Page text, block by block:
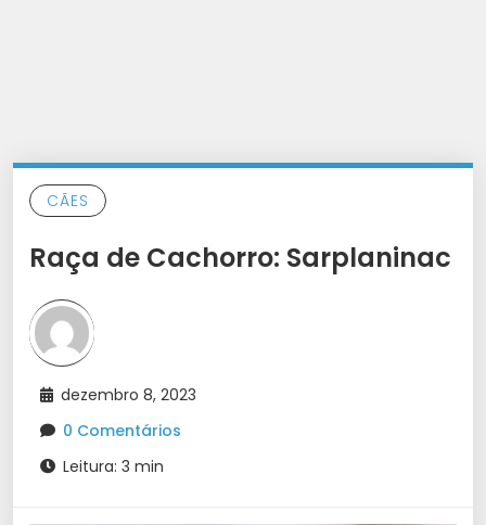
CÃES
Raça de Cachorro: Sarplaninac
dezembro 8, 2023
0 Comentários
Leitura: 3 min